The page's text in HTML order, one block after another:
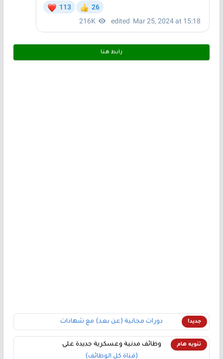
رابط هـنـا
جديد! دورات مجانية (عن بعد) مع شهادات
تنويه هام
وظائف مدنية وعسكرية جديدة على
(قناة كل الوظائف)